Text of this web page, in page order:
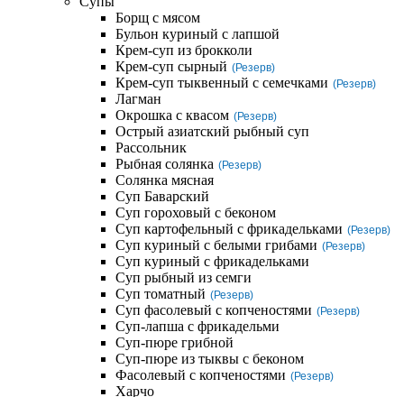
Борщ с мясом
Бульон куриный с лапшой
Крем-суп из брокколи
Крем-суп сырный (Резерв)
Крем-суп тыквенный с семечками (Резерв)
Лагман
Окрошка с квасом (Резерв)
Острый азиатский рыбный суп
Рассольник
Рыбная солянка (Резерв)
Солянка мясная
Суп Баварский
Суп гороховый с беконом
Суп картофельный с фрикадельками (Резерв)
Суп куриный с белыми грибами (Резерв)
Суп куриный с фрикадельками
Суп рыбный из семги
Суп томатный (Резерв)
Суп фасолевый с копченостями (Резерв)
Суп-лапша с фрикадельми
Суп-пюре грибной
Суп-пюре из тыквы с беконом
Фасолевый с копченостями (Резерв)
Харчо